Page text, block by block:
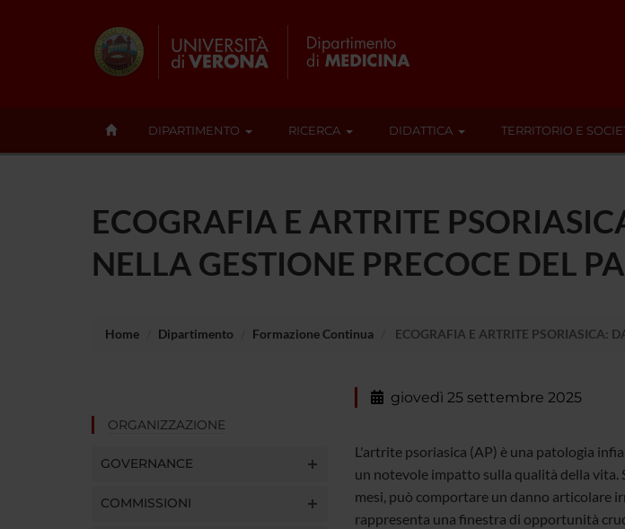
DIPARTIMENTO RICERCA DIDATTICA TERRITORIO E
ECOGRAFIA E ARTRITE
NELLA GESTIONE PRECOCE DEL
Home Dipartimento Formazione Continua ECOGRAFIA E ARTRITE PSORIASICA:
ORGANIZZAZIONE
GOVERNANCE
COMMISSIONI
giovedì 25 settembre 2025
L'artrite psoriasica (AP) è una patologia
un notevole impatto sulla qualità della
mesi, può comportare un danno articolare
rappresenta una finestra di opportunità